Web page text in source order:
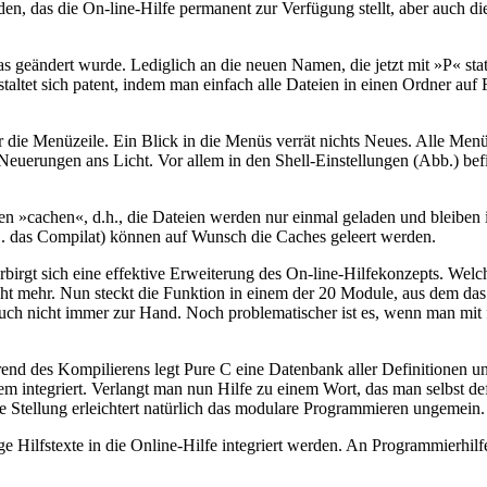
das die On-line-Hilfe permanent zur Verfügung stellt, aber auch
wurde. Lediglich an die neuen Namen, die jetzt mit »P«
sich patent, indem man einfach alle Dateien in einen Ordner
Menüzeile. Ein Blick in die Menüs verrät nichts Neues. Alle
ans Licht. Vor allem in den Shell-Einstellungen (Abb.)
»cachen«, d.h., die Dateien werden nur einmal geladen und
Compilat) können auf Wunsch die Caches geleert werden.
sich eine effektive Erweiterung des On-line-Hilfekonzepts.
mehr. Nun steckt die Funktion in einem der 20 Module, aus dem
nicht immer zur Hand. Noch problematischer ist es, wenn man
des Kompilierens legt Pure C eine Datenbank aller Definitionen
integriert. Verlangt man nun Hilfe zu einem Wort, das man selbst
erleichtert natürlich das modulare Programmieren ungemein.
Hilfstexte in die Online-Hilfe integriert werden. An